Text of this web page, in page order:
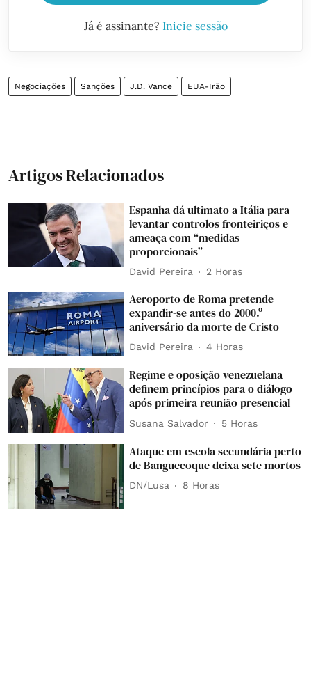
Já é assinante? Inicie sessão
Negociações Sanções J.D. Vance EUA-Irão
Artigos Relacionados
Espanha dá ultimato a Itália para
levantar controlos fronteiriços e
ameaça com “medidas
proporcionais”
David Pereira 2 Horas
Aeroporto de Roma pretende
expandir-se antes do 2000.º
aniversário da morte de Cristo
David Pereira 4 Horas
Regime e oposição venezuelana
definem princípios para o diálogo
após primeira reunião presencial
Susana Salvador 5 Horas
Ataque em escola secundária perto
de Banguecoque deixa sete mortos
DN/Lusa 8 Horas